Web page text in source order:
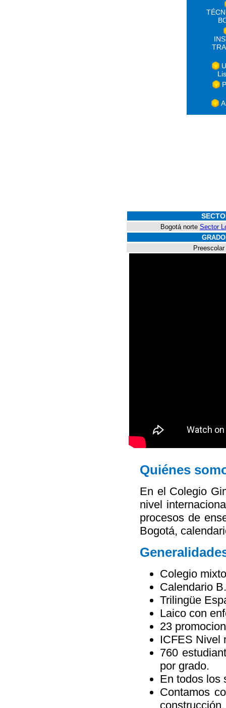
Bogotá norte Sector
Preescolar
Quiénes
En el Colegio
nivel
procesos de
Bogotá,
Colegio
Calendario B.
Trilingüe
Laico con
23
ICFES Nivel
760
por grado.
En todos los
Contamos